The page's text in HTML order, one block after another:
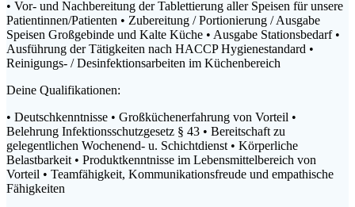
• Vor- und Nachbereitung der Tablettierung aller Speisen für unsere
Patientinnen/Patienten • Zubereitung / Portionierung / Ausgabe
Speisen Großgebinde und Kalte Küche • Ausgabe Stationsbedarf •
Ausführung der Tätigkeiten nach HACCP Hygienestandard •
Reinigungs- / Desinfektionsarbeiten im Küchenbereich
Deine Qualifikationen:
• Deutschkenntnisse • Großküchenerfahrung von Vorteil •
Belehrung Infektionsschutzgesetz § 43 • Bereitschaft zu
gelegentlichen Wochenend- u. Schichtdienst • Körperliche
Belastbarkeit • Produktkenntnisse im Lebensmittelbereich von
Vorteil • Teamfähigkeit, Kommunikationsfreude und empathische
Fähigkeiten